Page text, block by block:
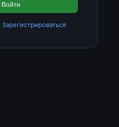
Войти
Зарегистрироваться